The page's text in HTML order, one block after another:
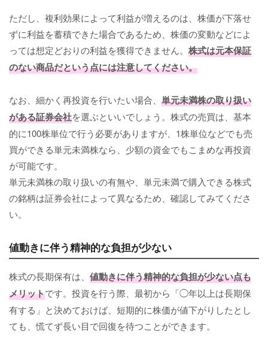
ただし、複利効果によって利益が増えるのは、株価が下落せ
ずに利益を蓄積できた場合であるため、株価の変動などによ
っては想定どおりの利益を獲得できません。 株式は元本保証
のない商品だという点には注意してください。
なお、細かく再投資を行いたい場合、 単元未満株の取り扱い
がある証券会社を選ぶといいでしょう。株式の売買は、基本
的に100株単位で行う必要がありますが、1株単位などでも売
買ができる単元未満株なら、少額の資金でもこまめな再投資
が可能です。
単元未満株の取り扱いの有無や、単元未満で購入できる株式
の銘柄は証券会社によって異なるため、確認してみてくださ
い。
値動きに伴う精神的な負担が少ない
株式の長期保有は、 値動きに伴う精神的な負担が少ない点も
メリットです。投資を行う際、最初から「◯年以上は長期保
有する」と決めておけば、短期的に株価が値下がりしたとし
ても、慌てず長い目で回復を待つことができます。